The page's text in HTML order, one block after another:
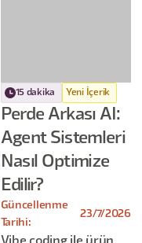
15 dakika Yeni İçerik
Perde Arkası AI:
Agent Sistemleri
Nasıl Optimize
Edilir?
Güncellenme
Tarihi:
23/7/2026